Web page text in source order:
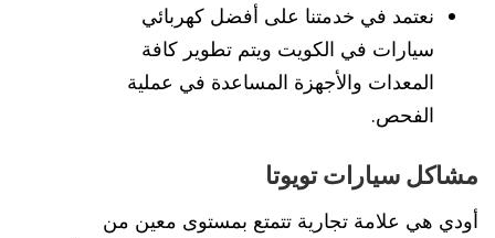
نعتمد في خدمتنا على أفضل كهربائي
سيارات في الكويت ويتم تطوير كافة
المعدات والأجهزة المساعدة في عملية
الفحص.
مشاكل سيارات تويوتا
أودي هي علامة تجارية تتمتع بمستوى معين من